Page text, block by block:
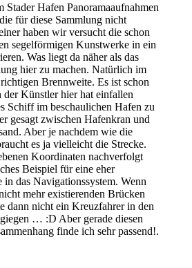
Stader Hafen Panoramaaufnahmen
für diese Sammlung nicht
haben wir versucht die schon
segelförmigen Kunstwerke in ein
Was liegt da näher als das
hier zu machen. Natürlich im
Brennweite. Es ist schon
der Künstler hier hat einfallen
Schiff im beschaulichen Hafen zu
gesagt zwischen Hafenkran und
Aber je nachdem wie die
es ja vielleicht die Strecke.
Koordinaten nachverfolgt
Beispiel für eine eher
in das Navigationssystem. Wenn
mehr existierenden Brücken
dann nicht ein Kreuzfahrer in den
… :D Aber gerade diesen
finde ich sehr passend!.